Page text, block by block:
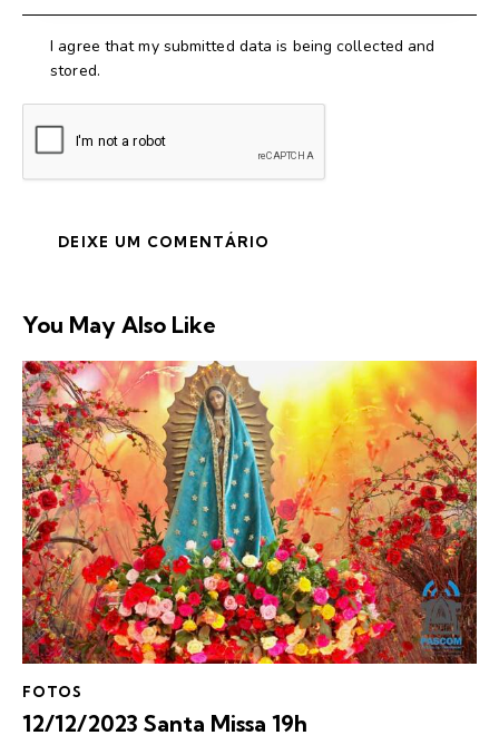
I agree that my submitted data is being collected and
stored.
You May Also Like
FOTOS
12/12/2023 Santa Missa 19h